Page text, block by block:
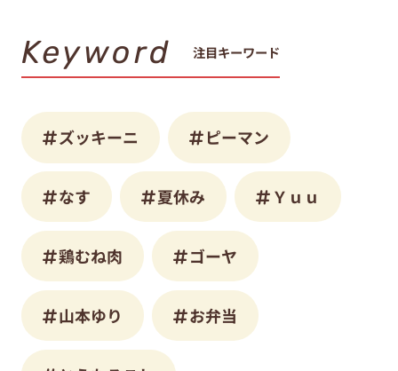
Keyword 注目キーワード
ズッキーニ ピーマン
なす 夏休み Ｙｕｕ
鶏むね肉 ゴーヤ
山本ゆり お弁当